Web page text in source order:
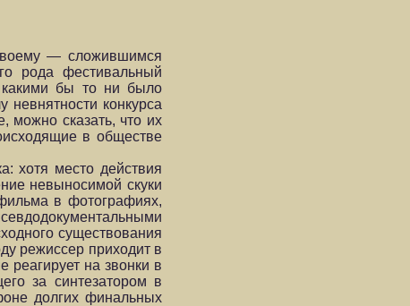
— сложившимся
рода фестивальный
какими бы то ни было
конкурса
можно сказать, что их
в обществе
хотя место действия
невыносимой скуки
в фотографиях,
существования
режиссер приходит в
реагирует на звонки в
за синтезатором в
долгих финальных